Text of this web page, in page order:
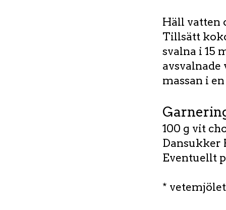
Häll vatten
Tillsätt
svalna i 15
avsvalnade
massan i
100 g vit
Dansukker
Eventuellt
*